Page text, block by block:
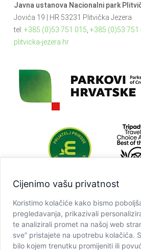
Cijenimo vašu privatnost
Koristimo kolačiće kako bismo
pregledavanja, prikazivali
te analizirali promet na našoj web
sve” pristajete na upotrebu kolačića.
bilo kojem trenutku promijeniti ili
Javna ustanova Nacionalni park
Jovića 19 | HR 53231 Plitvička Jezera
tel: +385 (0)53 751 015 +385 (0)53 751
plitvicka-jezera.hr